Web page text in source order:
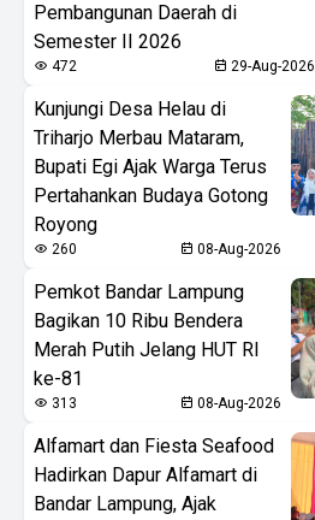
Pembangunan Daerah di
Semester II 2026
472 29-Aug-2026
Kunjungi Desa Helau di
Triharjo Merbau Mataram,
Bupati Egi Ajak Warga Terus
Pertahankan Budaya Gotong
Royong
260 08-Aug-2026
Pemkot Bandar Lampung
Bagikan 10 Ribu Bendera
Merah Putih Jelang HUT RI
ke-81
313 08-Aug-2026
Alfamart dan Fiesta Seafood
Hadirkan Dapur Alfamart di
Bandar Lampung, Ajak